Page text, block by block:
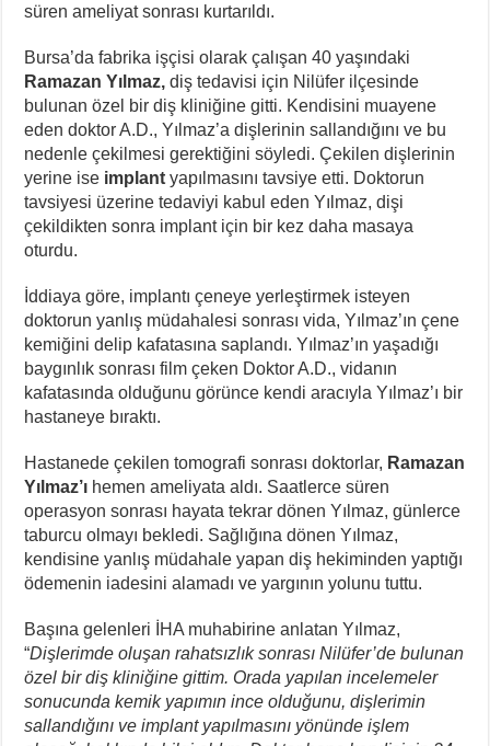
süren ameliyat sonrası kurtarıldı.
Bursa’da fabrika işçisi olarak çalışan 40 yaşındaki
Ramazan Yılmaz, diş tedavisi için Nilüfer ilçesinde
bulunan özel bir diş kliniğine gitti. Kendisini muayene
eden doktor A.D., Yılmaz’a dişlerinin sallandığını ve bu
nedenle çekilmesi gerektiğini söyledi. Çekilen dişlerinin
yerine ise implantyapılmasını tavsiye etti. Doktorun
tavsiyesi üzerine tedaviyi kabul eden Yılmaz, dişi
çekildikten sonra implant için bir kez daha masaya
oturdu.
İddiaya göre, implantı çeneye yerleştirmek isteyen
doktorun yanlış müdahalesi sonrası vida, Yılmaz’ın çene
kemiğini delip kafatasına saplandı. Yılmaz’ın yaşadığı
baygınlık sonrası film çeken Doktor A.D., vidanın
kafatasında olduğunu görünce kendi aracıyla Yılmaz’ı bir
hastaneye bıraktı.
Hastanede çekilen tomografi sonrası doktorlar, Ramazan
Yılmaz’ı hemen ameliyata aldı. Saatlerce süren
operasyon sonrası hayata tekrar dönen Yılmaz, günlerce
taburcu olmayı bekledi. Sağlığına dönen Yılmaz,
kendisine yanlış müdahale yapan diş hekiminden yaptığı
ödemenin iadesini alamadı ve yargının yolunu tuttu.
Başına gelenleri İHA muhabirine anlatan Yılmaz,
“Dişlerimde oluşan rahatsızlık sonrası Nilüfer’de bulunan
özel bir diş kliniğine gittim. Orada yapılan incelemeler
sonucunda kemik yapımın ince olduğunu, dişlerimin
sallandığını ve implant yapılmasını yönünde işlem